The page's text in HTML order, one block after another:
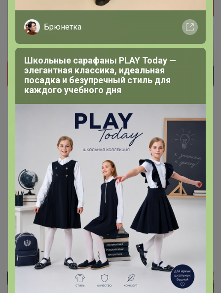
Цена: 337 р. 410 р.
- Наборчик супер. Покупали в подарок,
понравился!!! Упакован оригинально, аккуратно,
упаковка без повреждений!!!
Брюнетка
Школьные сарафаны PLAY Today —
элегантная классика, идеальная
посадка и безупречный стиль для
каждого учебного дня